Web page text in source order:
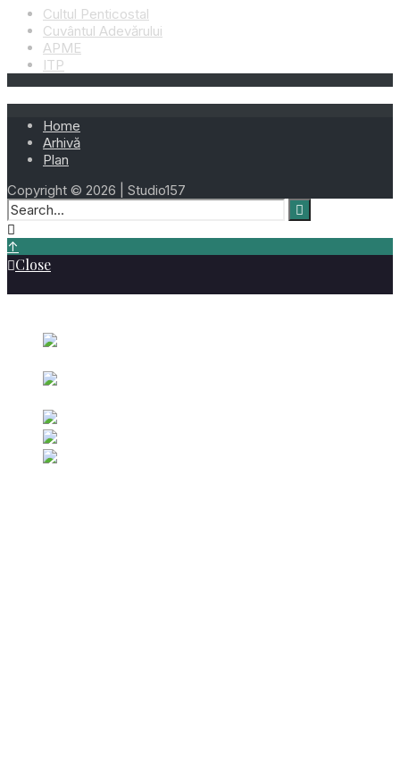
Cultul Penticostal
Cuvântul Adevărului
APME
ITP
Home
Arhivă
Plan
Copyright © 2026 | Studio157
↑
Close